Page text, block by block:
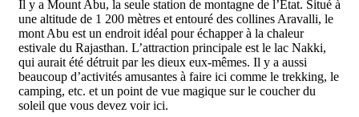
Il y a Mount Abu, la seule station de montagne de l’État. Situé à
une altitude de 1 200 mètres et entouré des collines Aravalli, le
mont Abu est un endroit idéal pour échapper à la chaleur
estivale du Rajasthan. L’attraction principale est le lac Nakki,
qui aurait été détruit par les dieux eux-mêmes. Il y a aussi
beaucoup d’activités amusantes à faire ici comme le trekking, le
camping, etc. et un point de vue magique sur le coucher du
soleil que vous devez voir ici.